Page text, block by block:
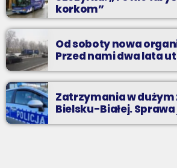
korkom”
Od soboty nowa
Przed nami dwa lata
Zatrzymania w dużym
Bielsku-Białej.